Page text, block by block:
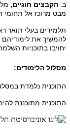
ב. הקבצים חוגיים,
מבט מרוכז אל תחומי
תלמידים בעלי תואר
להמשיך את לימודיהם
יחויבו בתוכניות
מסלול הלימודים:
התוכנית נלמדת
התוכנית מתוכננת